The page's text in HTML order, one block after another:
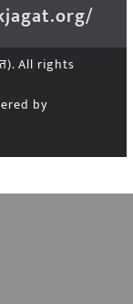
. All rights
by